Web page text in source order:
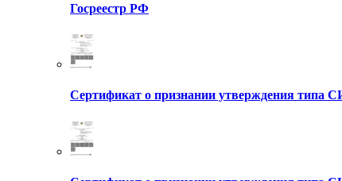
Госреестр РФ
Сертификат о признании утверждения типа